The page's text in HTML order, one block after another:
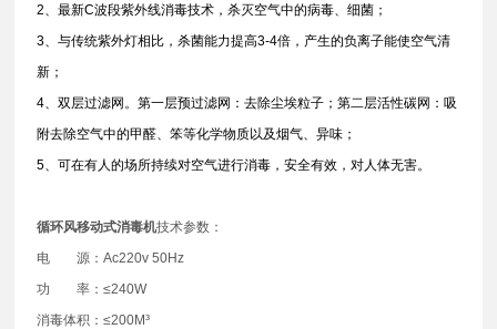
2、最新C波段紫外线消毒技术，杀灭空气中的病毒、细菌；
3、与传统紫外灯相比，杀菌能力提高3-4倍，产生的负离子能使空气清
新；
4、双层过滤网。第一层预过滤网：去除尘埃粒子；第二层活性碳网：吸
附去除空气中的甲醛、笨等化学物质以及烟气、异味；
5、可在有人的场所持续对空气进行消毒，安全有效，对人体无害。
循环风移动式消毒机技术参数：
电 源：Ac220v 50Hz
功 率：≤240W
消毒体积：≤200M³